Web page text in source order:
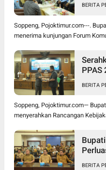
BERITA
Soppeng, Pojoktimur.com---.
menerima kunjungan Forum
PPAS
BERITA
Soppeng, Pojoktimur.com—
menyerahkan Rancangan
BERITA